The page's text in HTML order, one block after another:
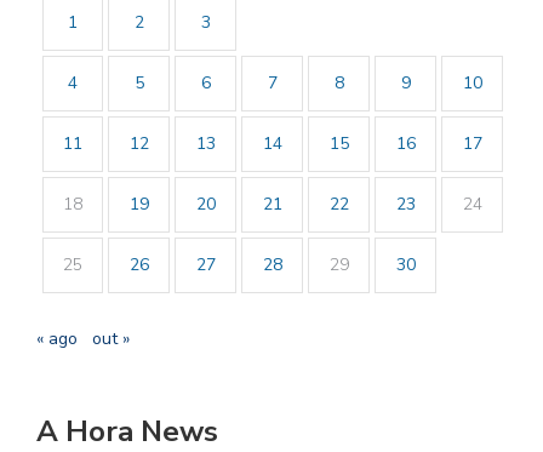
1
2 3
4 5 6 7 8 9 10
11 12 13 14 15 16 17
18 19 20 21 22 23 24
25 26 27 28 29 30
« ago out »
A Hora News